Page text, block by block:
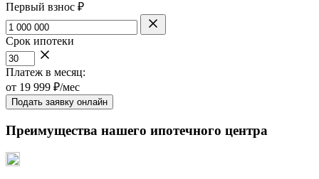
Первый взнос ₽
Срок ипотеки
Платеж в месяц:
от 19 999 ₽/мес
Подать заявку онлайн
Преимущества нашего ипотечного центра